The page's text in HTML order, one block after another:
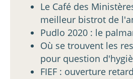
Le Café des
meilleur bistrot de
Pudlo 2020 : le
Où se trouvent les
pour question
FIEF : ouverture